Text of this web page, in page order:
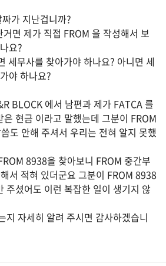
가 지난겁니까?
면 제가 직접 FROM 을 작성해서 보
요?
세무사를 찾아가야 하나요? 아니면 세
야 하나요?
BLOCK 에서 남편과 제가 FATCA 를
현금 이라고 말했는데 그분이 FROM
도 안해 주셔서 우리는 전혀 알지 못했
8938을 찾아보니 FROM 중간부
서 적혀 있더군요 그분이 FROM 8938
주셨어도 이런 복잡한 일이 생기지 않
지 자세히 알려 주시면 감사하겠습니